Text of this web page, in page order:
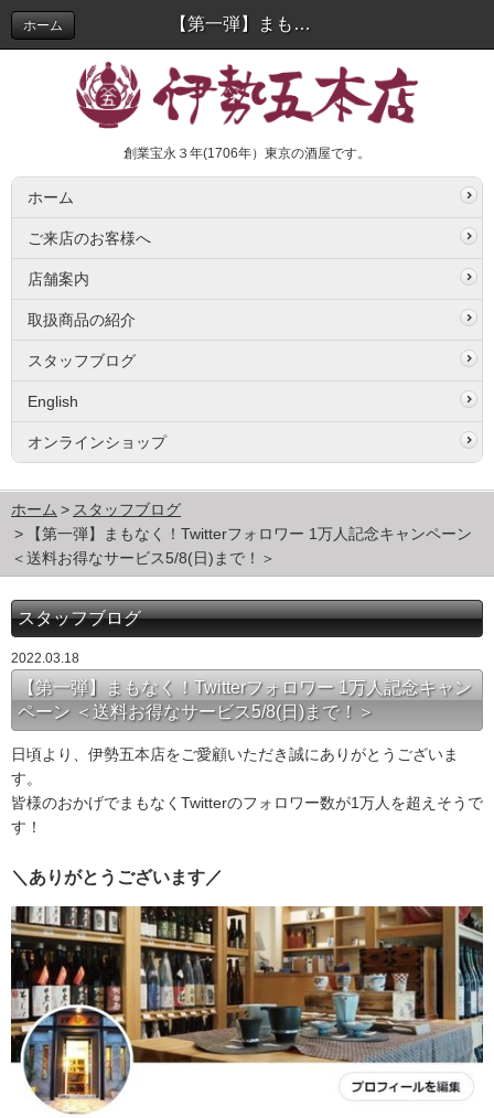
【第一弾】まもなく！Twitterフォロワー 1万人記念キャンペーン ＜送料お得なサービス5/8(日)まで！＞ | スタッフブログ
ホーム
創業宝永３年(1706年）東京の酒屋です。
ホーム
ご来店のお客様へ
店舗案内
取扱商品の紹介
スタッフブログ
English
オンラインショップ
ホーム
スタッフブログ
【第一弾】まもなく！Twitterフォロワー 1万人記念キャンペーン
＜送料お得なサービス5/8(日)まで！＞
スタッフブログ
2022.03.18
【第一弾】まもなく！Twitterフォロワー 1万人記念キャン
ペーン ＜送料お得なサービス5/8(日)まで！＞
日頃より、伊勢五本店をご愛顧いただき誠にありがとうございま
す。
皆様のおかげでまもなくTwitterのフォロワー数が1万人を超えそうで
す！
＼ありがとうございます／